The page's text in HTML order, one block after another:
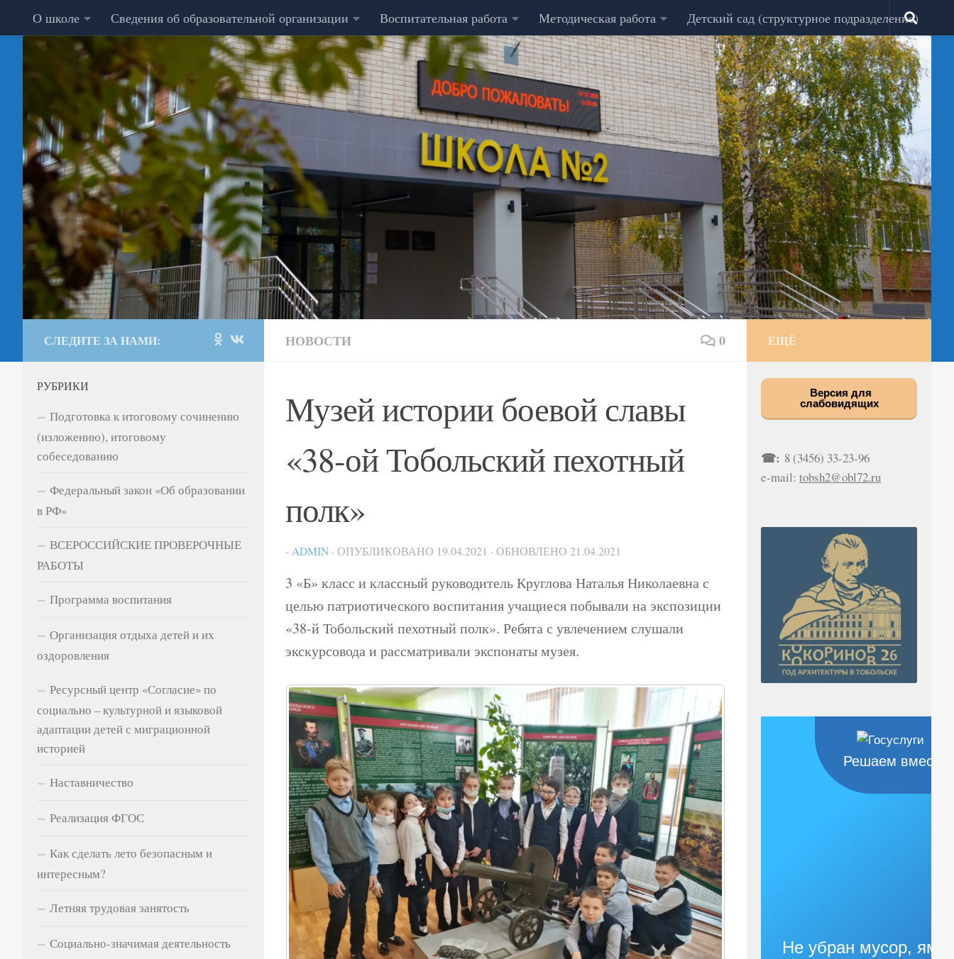
Перейти к содержимому
О школе Сведения об образовательной организации Воспитательная работа Методическая работа Детский сад (структурное подразделение)
НОВОСТИ 0
Музей истории боевой славы
«38-ой Тобольский пехотный
полк»
- ADMIN · ОПУБЛИКОВАНО 19.04.2021 · ОБНОВЛЕНО 21.04.2021
3 «Б» класс и классный руководитель Круглова Наталья Николаевна с
целью патриотического воспитания учащиеся побывали на экспозиции
«38-й Тобольский пехотный полк». Ребята с увлечением слушали
экскурсовода и рассматривали экспонаты музея.
СЛЕДИТЕ ЗА НАМИ:
РУБРИКИ
Подготовка к итоговому сочинению
(изложению), итоговому
собеседованию
Федеральный закон «Об образовании
в РФ»
ВСЕРОССИЙСКИЕ ПРОВЕРОЧНЫЕ
РАБОТЫ
Программа воспитания
Организация отдыха детей и их
оздоровления
Ресурсный центр «Согласие» по
социально – культурной и языковой
адаптации детей с миграционной
историей
Наставничество
Реализация ФГОС
Как сделать лето безопасным и
интересным?
Летняя трудовая занятость
Социально-значимая деятельность
ЕЩЁ
Версия для
слабовидящих
☎: 8 (3456) 33-23-96
e-mail: tobsh2@obl72.ru
Решаем вместе
Не убран мусор, яма